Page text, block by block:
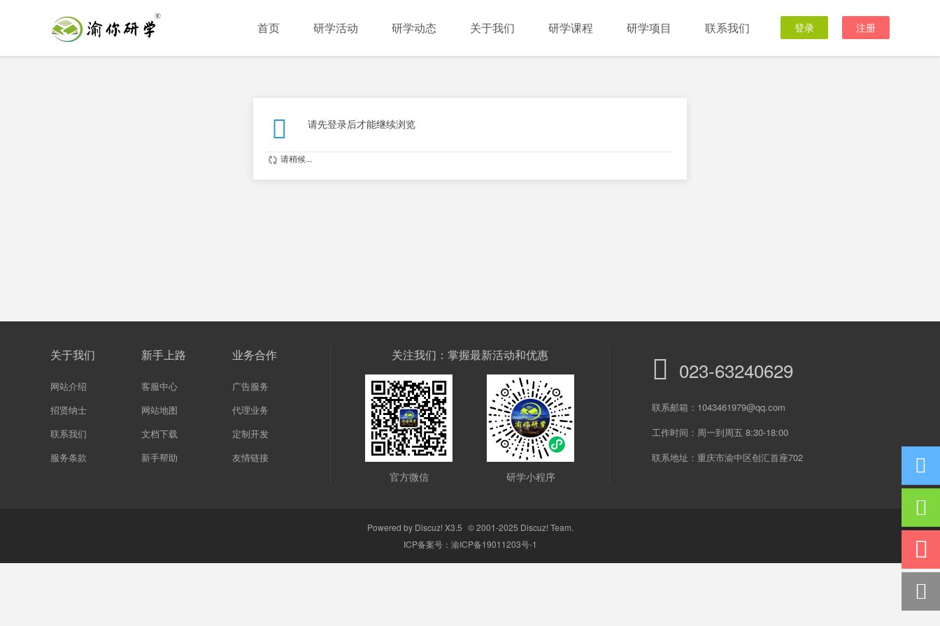
登录 注册
首页 研学活动 研学动态 关于我们 研学课程 研学项目 联系我们
请先登录后才能继续浏览
请稍候...
关于我们
网站介绍
招贤纳士
联系我们
服务条款
新手上路
客服中心
网站地图
文档下载
新手帮助
业务合作
广告服务
代理业务
定制开发
友情链接
关注我们：掌握最新活动和优惠
官方微信 研学小程序
023-63240629
联系邮箱：1043461979@qq.com
工作时间：周一到周五 8:30-18:00
联系地址：重庆市渝中区创汇首座702
Powered by Discuz! X3.5 © 2001-2025 Discuz! Team.
ICP备案号： 渝ICP备19011203号-1